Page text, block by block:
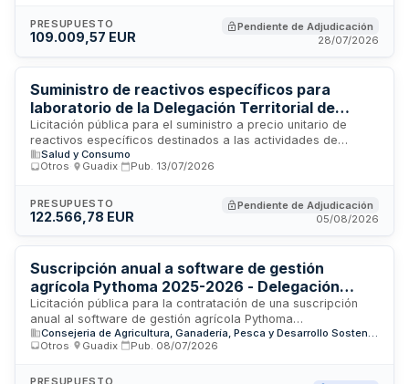
Cooperación Internacional, entidad adscrita a la Diputación
de Granada. El contrato contempla prestaciones anuales
de los materiales y servicios requeridos.
PRESUPUESTO
109.009,57 EUR
Pendiente de Adjudicación
28/07/2026
Suministro de reactivos específicos para
laboratorio de la Delegación Territorial de
Salud y Consumo en Granada
Licitación pública para el suministro a precio unitario de
reactivos específicos destinados a las actividades de
laboratorio de la Delegación Territorial de Salud y Consumo
en Granada. Se trata de productos químicos y bioquímicos
clínicos en las instalaciones sanitarias. El contrato se articula
bajo modalidad de precio unitario, permitiendo adquisiciones
período de vigencia.
Salud y Consumo
Otros
Guadix Pub. 13/07/2026
PRESUPUESTO
122.566,78 EUR
Pendiente de Adjudicación
05/08/2026
Suscripción anual a software de gestión
agrícola Pythoma 2025-2026 - Delegación
Territorial de Agricultura, Pesca, Agua y
Desarrollo Rural Granada
Licitación pública para la contratación de una suscripción
anual al software de gestión agrícola Pythoma
correspondiente al período 2025-2026. La Delegación
Territorial de Agricultura, Pesca, Agua y Desarrollo Rural en
especializada para la gestión y administración de datos
Consejeria de Agricultura, Ganadería, Pesca y Desarrollo Sostenible
Otros
Guadix Pub. 08/07/2026
PRESUPUESTO